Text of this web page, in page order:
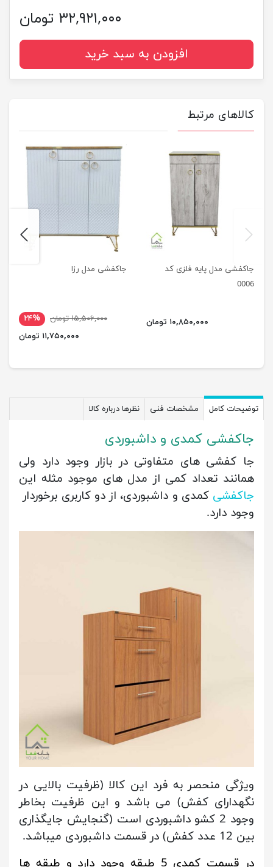
۳۲,۹۲۱,۰۰۰ تومان
افزودن به سبد خرید
کالاهای مرتبط
جاکفشی مدل پایه فلزی کد
0006
۱۰,۸۵۰,۰۰۰ تومان
جاکفشی مدل رزا
۱۵,۵۰۶,۰۰۰ تومان
۲۴%
۱۱,۷۵۰,۰۰۰ تومان
previus
توضیحات کامل مشخصات فنی نظرها درباره کالا
جاکفشی کمدی و داشبوردی
جا کفشی های متفاوتی در بازار وجود دارد ولی
همانند تعداد کمی از مدل های موجود مثله این
جاکفشی کمدی و داشبوردی، از دو کاربری برخوردار
وجود دارد.
ویژگی منحصر به فرد این کالا (ظرفیت بالایی در
نگهدارای کفش) می باشد و این ظرفیت بخاطر
وجود 2 کشو داشبوردی است (گنجایش جایگذاری
بین 12 عدد کفش) در قسمت داشبوردی میباشد.
در قسمت کمدی 5 طبقه وجود دارد و طبقه ها